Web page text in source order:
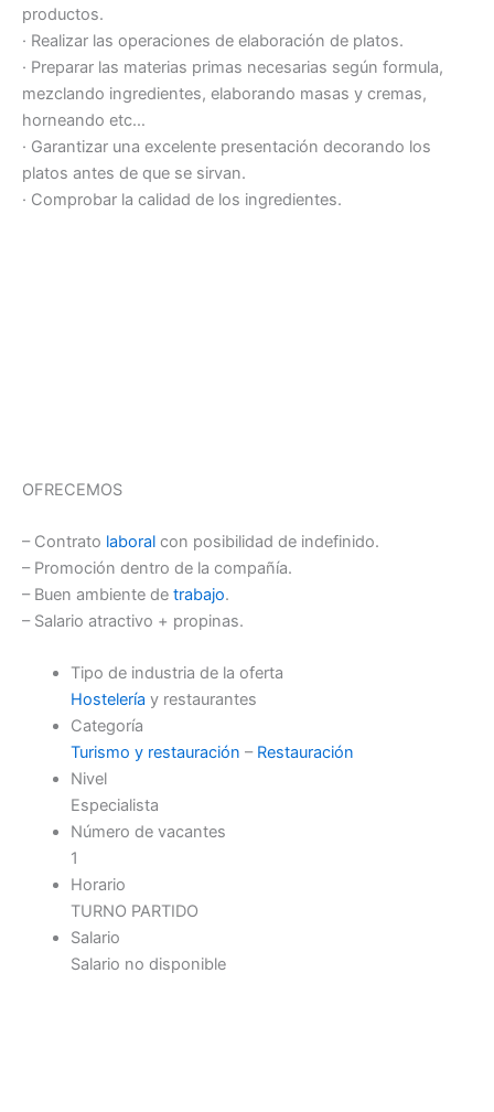
productos.
· Realizar las operaciones de elaboración de platos.
· Preparar las materias primas necesarias según formula,
mezclando ingredientes, elaborando masas y cremas,
horneando etc…
· Garantizar una excelente presentación decorando los
platos antes de que se sirvan.
· Comprobar la calidad de los ingredientes.
OFRECEMOS
– Contrato laboral con posibilidad de indefinido.
– Promoción dentro de la compañía.
– Buen ambiente de trabajo.
– Salario atractivo + propinas.
Tipo de industria de la oferta
Hostelería y restaurantes
Categoría
Turismo y restauración – Restauración
Nivel
Especialista
Número de vacantes
1
Horario
TURNO PARTIDO
Salario
Salario no disponible